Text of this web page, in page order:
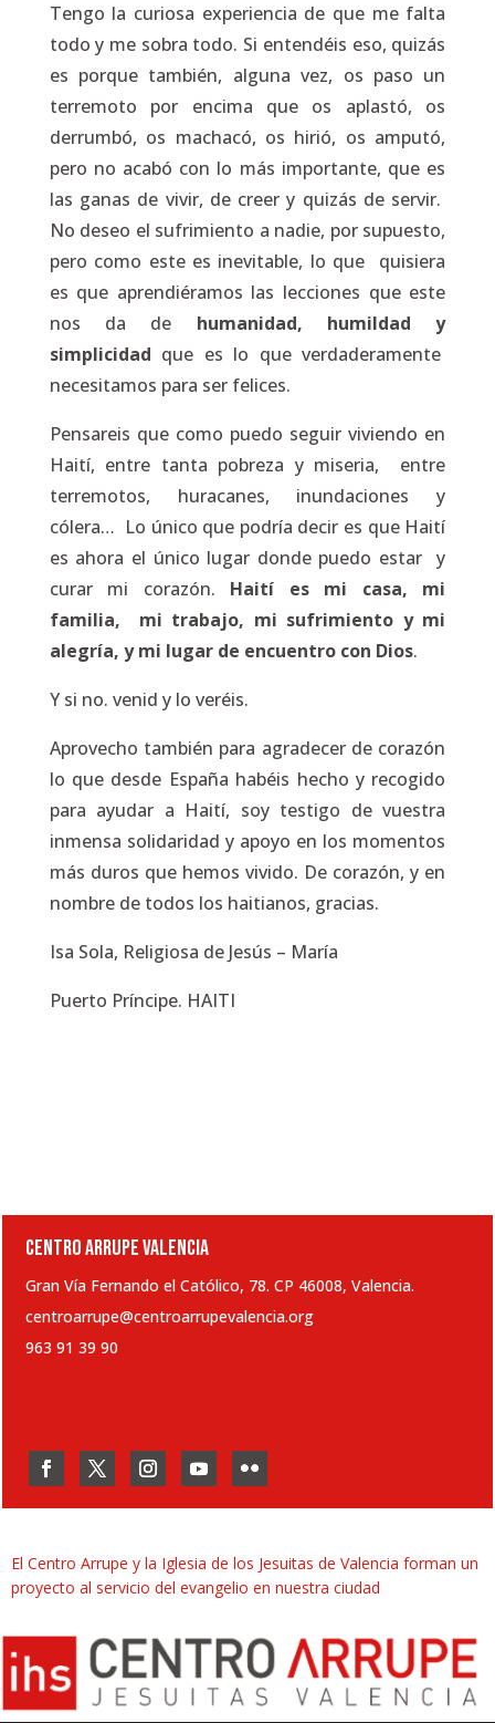
Tengo la curiosa experiencia de que me falta
todo y me sobra todo. Si entendéis eso, quizás
es porque también, alguna vez, os paso un
terremoto por encima que os aplastó, os
derrumbó, os machacó, os hirió, os amputó,
pero no acabó con lo más importante, que es
las ganas de vivir, de creer y quizás de servir.
No deseo el sufrimiento a nadie, por supuesto,
pero como este es inevitable, lo que quisiera
es que aprendiéramos las lecciones que este
nos da de humanidad, humildad y
simplicidad que es lo que verdaderamente
necesitamos para ser felices.
Pensareis que como puedo seguir viviendo en
Haití, entre tanta pobreza y miseria, entre
terremotos, huracanes, inundaciones y
cólera… Lo único que podría decir es que Haití
es ahora el único lugar donde puedo estar y
curar mi corazón. Haití es mi casa, mi
familia, mi trabajo, mi sufrimiento y mi
alegría, y mi lugar de encuentro con Dios.
Y si no. venid y lo veréis.
Aprovecho también para agradecer de corazón
lo que desde España habéis hecho y recogido
para ayudar a Haití, soy testigo de vuestra
inmensa solidaridad y apoyo en los momentos
más duros que hemos vivido. De corazón, y en
nombre de todos los haitianos, gracias.
Isa Sola, Religiosa de Jesús – María
Puerto Príncipe. HAITI
CENTRO ARRUPE VALENCIA
Gran Vía Fernando el Católico, 78. CP 46008, Valencia.
centroarrupe@centroarrupevalencia.org
963 91 39 90
El Centro Arrupe y la Iglesia de los Jesuitas de Valencia forman un
proyecto al servicio del evangelio en nuestra ciudad